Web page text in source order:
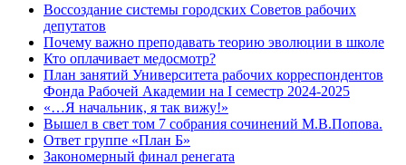
Воссоздание системы городских Советов рабочих
депутатов
Почему важно преподавать теорию эволюции в школе
Кто оплачивает медосмотр?
План занятий Университета рабочих корреспондентов
Фонда Рабочей Академии на I семестр 2024-2025
«…Я начальник, я так вижу!»
Вышел в свет том 7 собрания сочинений М.В.Попова.
Ответ группе «План Б»
Закономерный финал ренегата